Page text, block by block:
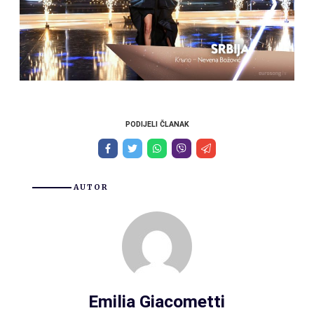
PODIJELI ČLANAK
AUTOR
Emilia Giacometti